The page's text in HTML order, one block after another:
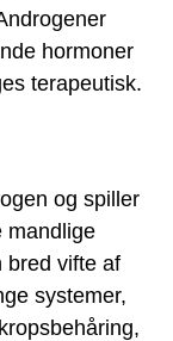
hormoner
terapeutisk.
og spiller
mandlige
bred vifte af
systemer,